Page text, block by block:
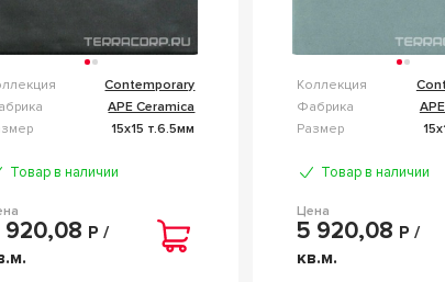
Contemporary
APE Ceramica
15x15 т.6.5мм
Товар в наличии
920,08 Р /
Коллекция
Фабрика
Размер
Товар в наличии
Цена
5 920,08 Р /
кв.м.